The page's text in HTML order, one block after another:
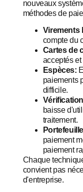
nouveaux
méthodes de
Virements
compte du
Cartes de
acceptés
Espèces:
paiements
difficile.
baisse
traitement.
paiement
paiement
Chaque
convient pas
d'entreprise.